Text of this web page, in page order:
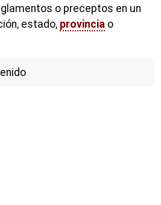
o preceptos en un
estado, provincia o